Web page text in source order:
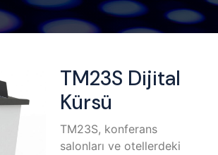
TM23S Dijital
Kürsü
TM23S, konferans
salonları ve otellerdeki